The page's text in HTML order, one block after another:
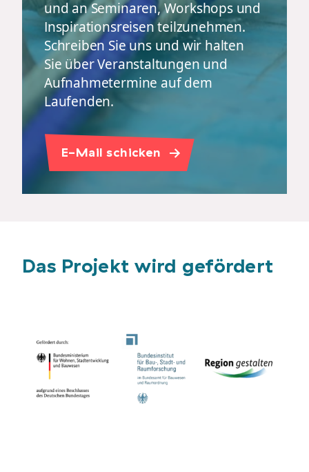
und an Seminaren, Workshops und
Inspirationsreisen teilzunehmen.
Schreiben Sie uns und wir halten
Sie über Veranstaltungen und
Aufnahmetermine auf dem
Laufenden.
E-Mail schicken
Das Projekt wird gefördert